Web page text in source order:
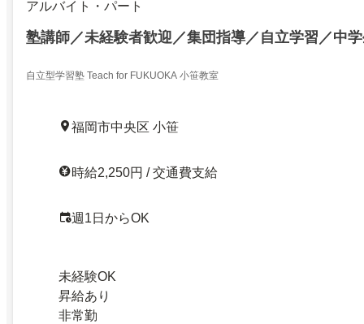
アルバイト・パート
塾講師／未経験者歓迎／集団指導／自立学習／中
自立型学習塾 Teach for FUKUOKA 小笹教室
福岡市中央区 小笹
時給2,250円 / 交通費支給
週1日からOK
未経験OK
昇給あり
非常勤